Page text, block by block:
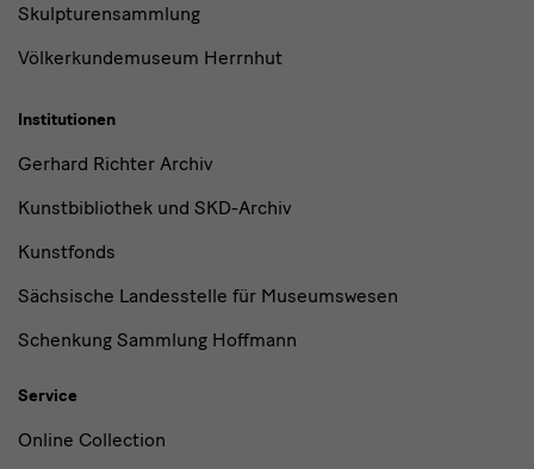
Skulpturensammlung
Völkerkundemuseum Herrnhut
Institutionen
Gerhard Richter Archiv
Kunstbibliothek und SKD-Archiv
Kunstfonds
Sächsische Landesstelle für Museumswesen
Schenkung Sammlung Hoffmann
Service
Online Collection